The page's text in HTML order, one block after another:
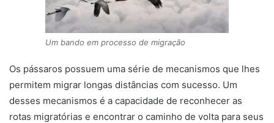
Um bando em processo de migração
Os pássaros possuem uma série de mecanismos que lhes
permitem migrar longas distâncias com sucesso. Um
desses mecanismos é a capacidade de reconhecer as
rotas migratórias e encontrar o caminho de volta para seus